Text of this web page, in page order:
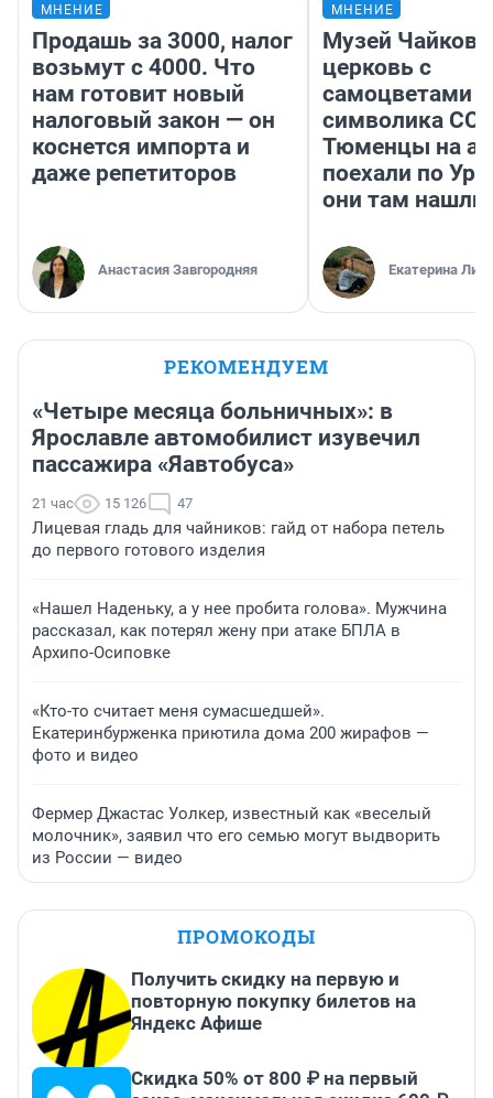
МНЕНИЕ
Продашь за 3000, налог
возьмут с 4000. Что
нам готовит новый
налоговый закон — он
коснется импорта и
даже репетиторов
Анастасия Завгородняя
МНЕНИЕ
Музей
церковь с
самоцветами
символика
Тюменцы на
поехали по
они там нашли
Екатерина
РЕКОМЕНДУЕМ
«Четыре месяца больничных»: в
Ярославле автомобилист изувечил
пассажира «Яавтобуса»
21 час 15 126 47
Лицевая гладь для чайников: гайд от набора петель
до первого готового изделия
«Нашел Наденьку, а у нее пробита голова». Мужчина
рассказал, как потерял жену при атаке БПЛА в
Архипо-Осиповке
«Кто-то считает меня сумасшедшей».
Екатеринбурженка приютила дома 200 жирафов —
фото и видео
Фермер Джастас Уолкер, известный как «веселый
молочник», заявил что его семью могут выдворить
из России — видео
ПРОМОКОДЫ
Получить скидку на первую и
повторную покупку билетов на
Яндекс Афише
Скидка 50% от 800 ₽ на первый